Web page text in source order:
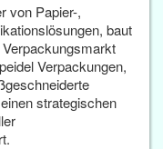
von Papier-,
baut
Verpackungen,
strategischen